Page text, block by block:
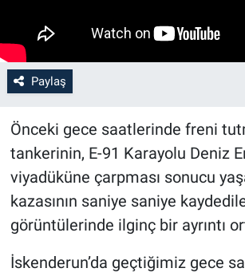
Paylaş
Önceki gece saatlerinde freni
tankerinin, E-91 Karayolu Deniz
viyadüküne çarpması sonucu
kazasının saniye saniye
görüntülerinde ilginç bir ayrıntı
İskenderun’da geçtiğimiz gece